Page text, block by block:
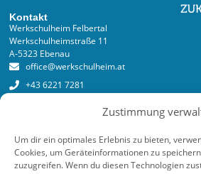
Zustimmung
Um dir ein optimales Erlebnis zu bieten,
Cookies, um Geräteinformationen zu
zuzugreifen. Wenn du diesen Technologien
Kontakt
Werkschulheim Felbertal
Werkschulheimstraße 11
A-5323 Ebenau
office@werkschulheim.at
+43 6221 7281
Anmeldeformular online